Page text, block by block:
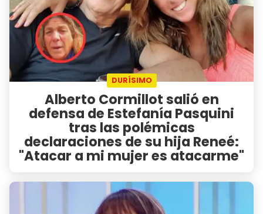
DURÍSIMO
Alberto Cormillot salió en
defensa de Estefanía Pasquini
tras las polémicas
declaraciones de su hija Reneé:
"Atacar a mi mujer es atacarme"